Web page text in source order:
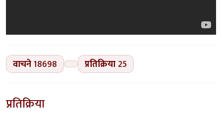
वाचने18698 प्रतिक्रिया 25
प्रतिक्रिया